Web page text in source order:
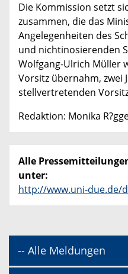
Die Kommission setzt
zusammen, die das
Angelegenheiten des
und nichtinosierenden
Wolfgang-Ulrich Müller
Vorsitz übernahm, zwei
stellvertretenden
Redaktion: Monika
Alle
unter:
http://www.uni-due.de/
-- Alle Meldungen